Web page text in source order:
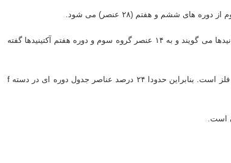
۱۴ عنصر گروه سوم و دوره ششم را لانتانیدها می گویند و به ۱۴ عنصر گروه سوم و دوره هفتم آکتینیدها گفته
می توان گفت دسته f کلا شامل ۲۸ عنصر فلز است. بنابراین حدودا ۲۴ درصد عناصر جدول دوره ای در دسته f